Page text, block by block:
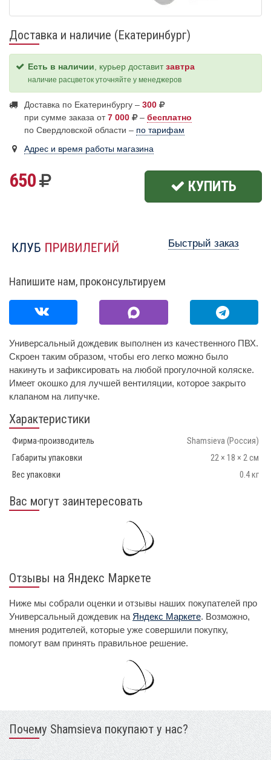
Доставка и наличие (Екатеринбург)
Есть в наличии , курьер доставитзавтра
наличие расцветок уточняйте у менеджеров
Доставка по Екатеринбургу – 300
при сумме заказа от7 000 – бесплатно
по Свердловской области – по тарифам
Адрес и время работы магазина
650 КУПИТЬ
Быстрый заказ
Напишите нам, проконсультируем
Универсальный дождевик выполнен из качественного ПВХ.
Скроен таким образом, чтобы его легко можно было
накинуть и зафиксировать на любой прогулочной коляске.
Имеет окошко для лучшей вентиляции, которое закрыто
клапаном на липучке.
Характеристики
Фирма-производитель Shamsieva (Россия)
Габариты упаковки
22 × 18 × 2 см
Вес упаковки
0.4 кг
Вас могут заинтересовать
Отзывы на Яндекс Маркете
Ниже мы собрали оценки и отзывы наших покупателей про
Универсальный дождевик на Яндекс Маркете. Возможно,
мнения родителей, которые уже совершили покупку,
помогут вам принять правильное решение.
Почему Shamsieva покупают у нас?